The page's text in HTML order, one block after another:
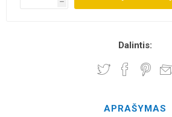
h
Dalintis:
APRAŠYMAS